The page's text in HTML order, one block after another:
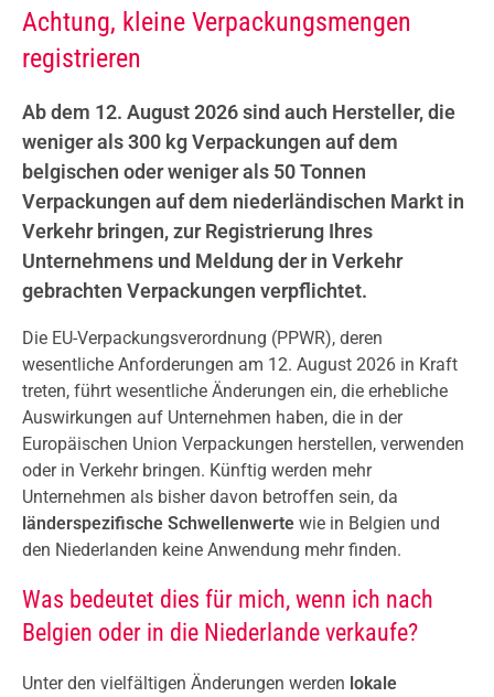
Achtung, kleine Verpackungsmengen
registrieren
Ab dem 12. August 2026 sind auch Hersteller, die
weniger als 300 kg Verpackungen auf dem
belgischen oder weniger als 50 Tonnen
Verpackungen auf dem niederländischen Markt in
Verkehr bringen, zur Registrierung Ihres
Unternehmens und Meldung der in Verkehr
gebrachten Verpackungen verpflichtet.
Die EU-Verpackungsverordnung (PPWR), deren
wesentliche Anforderungen am 12. August 2026 in Kraft
treten, führt wesentliche Änderungen ein, die erhebliche
Auswirkungen auf Unternehmen haben, die in der
Europäischen Union Verpackungen herstellen, verwenden
oder in Verkehr bringen. Künftig werden mehr
Unternehmen als bisher davon betroffen sein, da
länderspezifische Schwellenwerte wie in Belgien und
den Niederlanden keine Anwendung mehr finden.
Was bedeutet dies für mich, wenn ich nach
Belgien oder in die Niederlande verkaufe?
Unter den vielfältigen Änderungen werden lokale